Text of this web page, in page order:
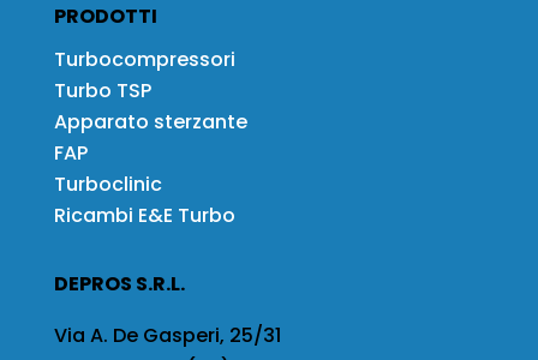
PRODOTTI
Turbocompressori
Turbo TSP
Apparato sterzante
FAP
Turboclinic
Ricambi E&E Turbo
DEPROS S.R.L.
Via A. De Gasperi, 25/31